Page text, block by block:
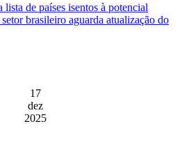
de países isentos à potencial
brasileiro aguarda atualização do
17
dez
2025